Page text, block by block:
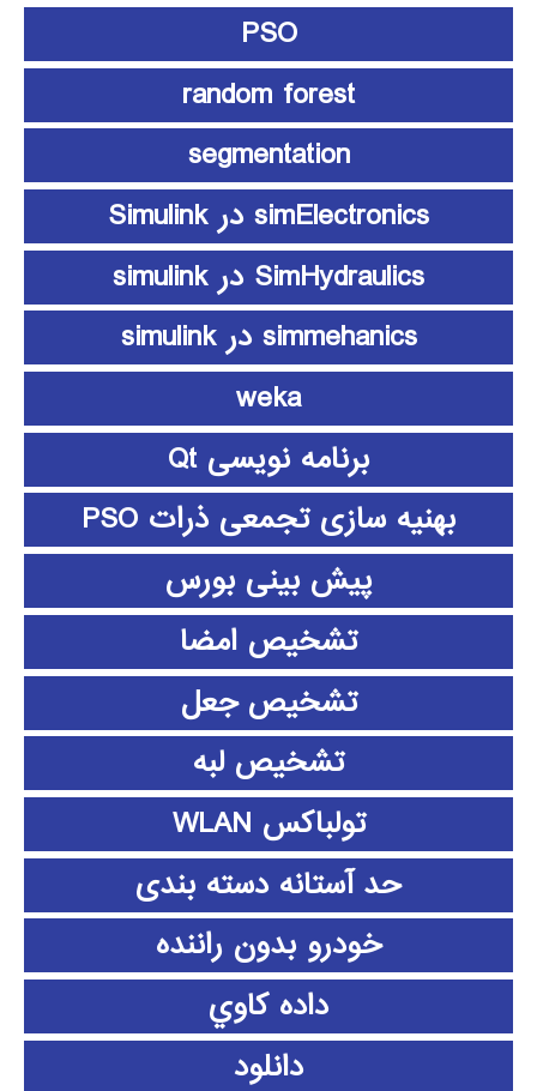
PSO
random forest
segmentation
simElectronics در Simulink
SimHydraulics در simulink
simmehanics در simulink
weka
برنامه نویسی Qt
بهنیه سازی تجمعی ذرات PSO
پیش بینی بورس
تشخیص امضا
تشخیص جعل
تشخیص لبه
تولباکس WLAN
حد آستانه دسته بندی
خودرو بدون راننده
داده كاوي
دانلود